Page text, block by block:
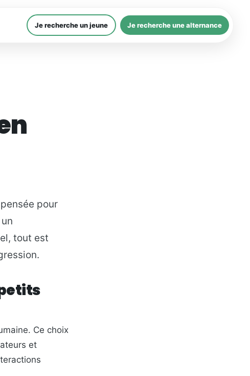
Je recherche un jeune Je recherche une alternance
pour
tout est
Ce choix
et